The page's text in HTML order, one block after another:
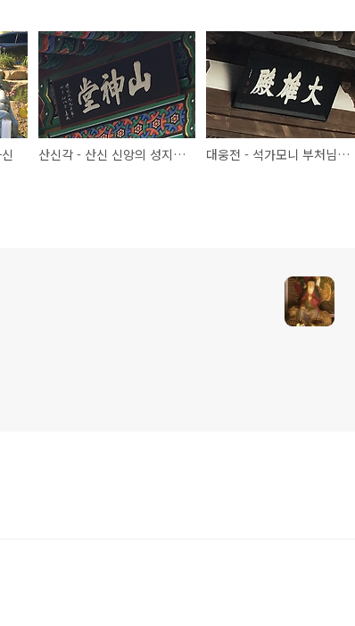
산신각 - 산신 신앙의 성지. 빠른 성취는 산왕대신 대웅전 - 석가모니 부처님이 계신곳